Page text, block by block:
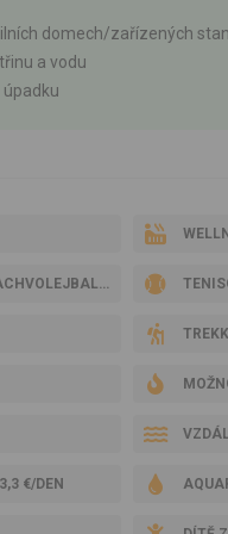
domech/zařízených
a vodu
úpadku
HŘIŠTĚ: 200 M
€/DEN